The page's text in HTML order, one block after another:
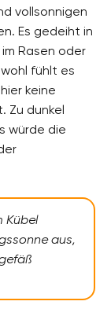
vollsonnigen
Es gedeiht in
Rasen oder
fühlt es
keine
Zu dunkel
würde die
Kübel
aus,